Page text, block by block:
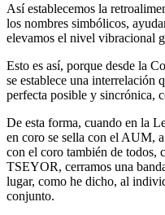
Así establecemos la
los nombres simbólicos,
elevamos el nivel vibracional
Esto es así, porque desde la
se establece una interrelación
perfecta posible y sincrónica,
De esta forma, cuando en la
en coro se sella con el AUM,
con el coro también de
TSEYOR, cerramos una
lugar, como he dicho, al
conjunto.